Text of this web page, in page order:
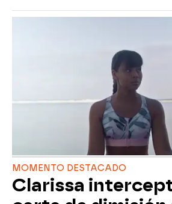
MOMENTO DESTACADO
Clarissa